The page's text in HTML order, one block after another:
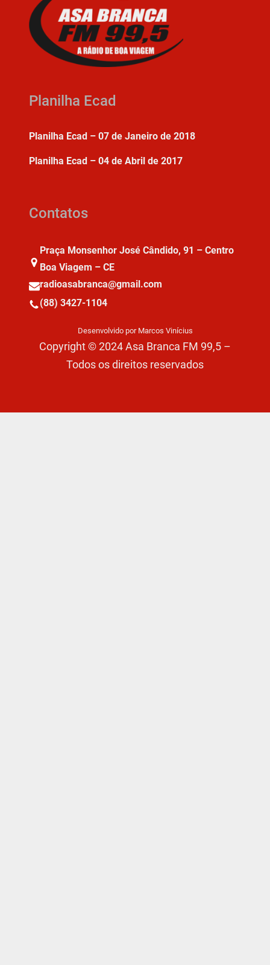
Planilha Ecad
Planilha Ecad – 07 de Janeiro de 2018
Planilha Ecad – 04 de Abril de 2017
Contatos
Praça Monsenhor José Cândido, 91 – Centro
Boa Viagem – CE
radioasabranca@gmail.com
(88) 3427-1104
Desenvolvido por Marcos Vinícius
Copyright © 2024 Asa Branca FM 99,5 –
Todos os direitos reservados